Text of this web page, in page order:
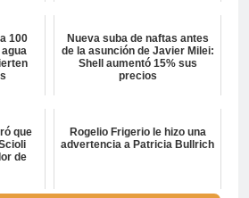
100
Nueva suba de naftas antes
de la asunción de Javier Milei:
Shell aumentó 15% sus
precios
que
de
Rogelio Frigerio le hizo una
advertencia a Patricia Bullrich